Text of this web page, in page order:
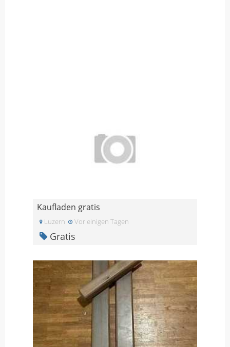
Kaufladen gratis
Luzern Vor einigen Tagen
Gratis